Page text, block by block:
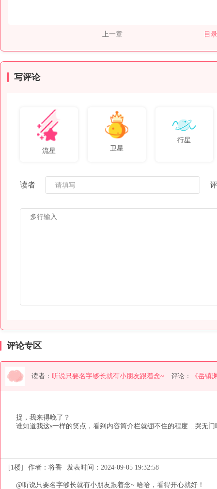
上一章 目录
写评论
流星 卫星
行星
读者
评论专区
读者： 听说只要名字够长就有小朋友跟着念~ 评论： 《岳镇
捉，我来得晚了？
谁知道我这s一样的笑点，看到内容简介栏就绷不住的程度…哭无门
[1楼] 作者：将香 发表时间：2024-09-05 19:32:58
@听说只要名字够长就有小朋友跟着念~ 哈哈，看得开心就好！